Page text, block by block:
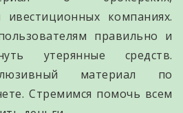
компаниях.
правильно и
утерянные средств.
материал по
Стремимся помочь всем